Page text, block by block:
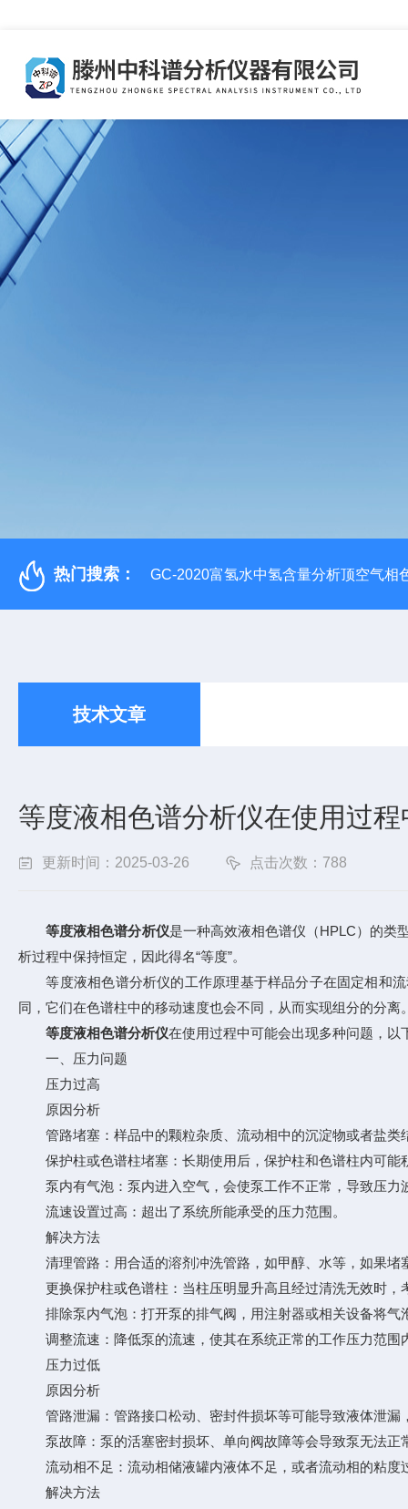
热门搜索： GC-2020富氢水中氢含量分析顶空气相
技术文章
等度液相色谱分析仪在使用过
更新时间：2025-03-26 点击次数：788
等度液相色谱分析仪是一种高效液相色谱仪（HPLC）的类
析过程中保持恒定，因此得名“等度”。
等度液相色谱分析仪的工作原理基于样品分子在固定相和流
同，它们在色谱柱中的移动速度也会不同，从而实现组分的分
等度液相色谱分析仪在使用过程中可能会出现多种问题，
一、压力问题
压力过高
原因分析
管路堵塞：样品中的颗粒杂质、流动相中的沉淀物或者盐类
保护柱或色谱柱堵塞：长期使用后，保护柱和色谱柱内可能
泵内有气泡：泵内进入空气，会使泵工作不正常，导致压力
流速设置过高：超出了系统所能承受的压力范围。
解决方法
清理管路：用合适的溶剂冲洗管路，如甲醇、水等，如果堵
更换保护柱或色谱柱：当柱压明显升高且经过清洗无效时，
排除泵内气泡：打开泵的排气阀，用注射器或相关设备将气
调整流速：降低泵的流速，使其在系统正常的工作压力范围
压力过低
原因分析
管路泄漏：管路接口松动、密封件损坏等可能导致液体泄漏
泵故障：泵的活塞密封损坏、单向阀故障等会导致泵无法正
流动相不足：流动相储液罐内液体不足，或者流动相的粘度
解决方法